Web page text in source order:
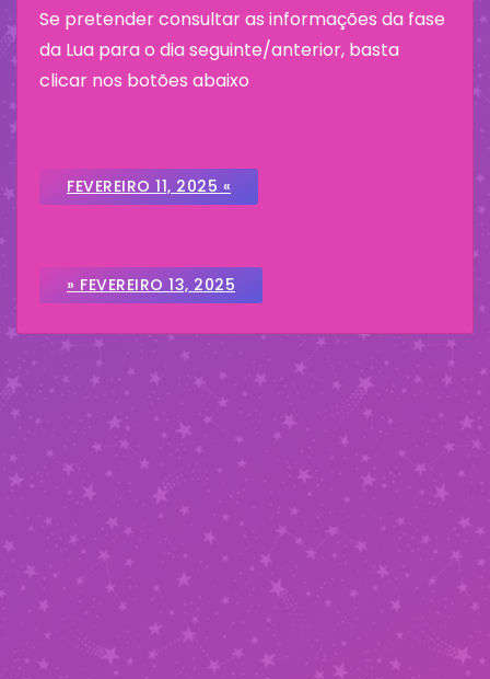
Se pretender consultar as informações da fase
da Lua para o dia seguinte/anterior, basta
clicar nos botões abaixo
FEVEREIRO 11, 2025 «
» FEVEREIRO 13, 2025